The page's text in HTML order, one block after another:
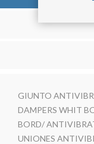
GIUNTO
DAMPERS WHIT
BORD/
UNIONES